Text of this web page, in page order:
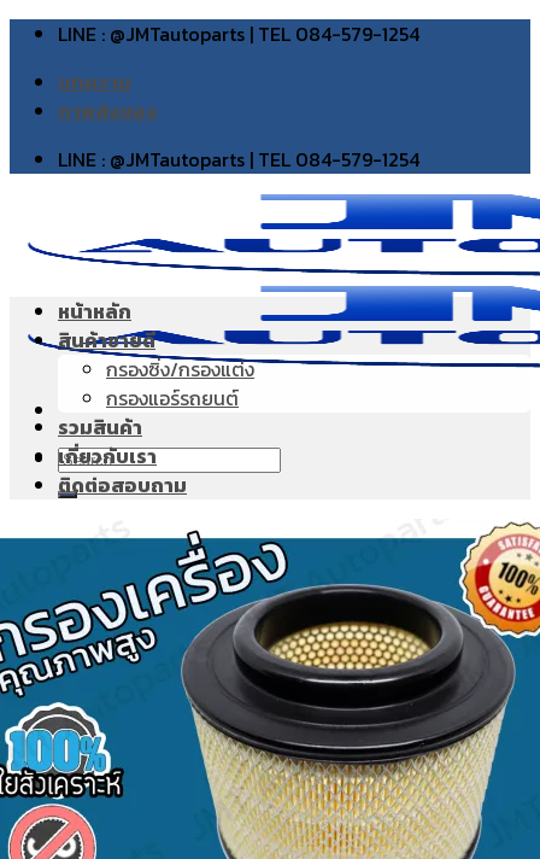
Skip
content
LINE : @JMTautoparts | TEL 084-579-1254
บทความ
ภาพส่งของ
LINE : @JMTautoparts | TEL 084-579-1254
Search
for:
Search
for:
หน้าหลัก
สินค้าขายดี
กรองซิ่ง/กรองแต่ง
กรองแอร์รถยนต์
รวมสินค้า
เกี่ยวกับเรา
ติดต่อสอบถาม